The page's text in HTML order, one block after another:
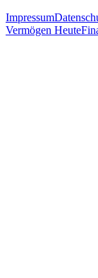
Impressum
Vermögen Heute